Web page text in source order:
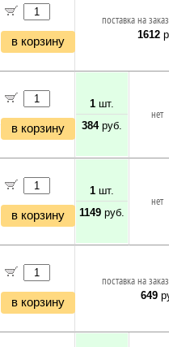
в корзину
поставка на
1612
в корзину
1 шт.
384руб.
нет
в корзину
1 шт.
1149 руб.
нет
в корзину
поставка на
649